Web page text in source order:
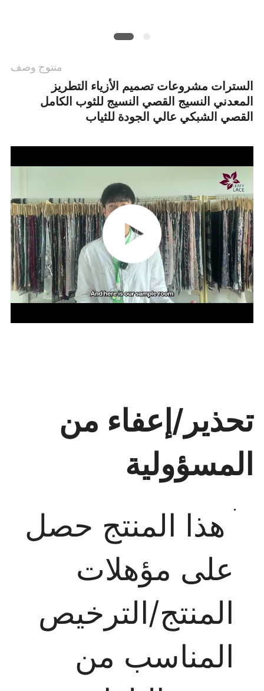
منتوج وصف
السترات مشروعات تصميم الأزياء التطريز
المعدني النسيج القصي النسيج للثوب الكامل
القصي الشبكي عالي الجودة للثياب
تحذير/إعفاء من
المسؤولية
هذا المنتج حصل
على مؤهلات
المنتج/الترخيص
المناسب من